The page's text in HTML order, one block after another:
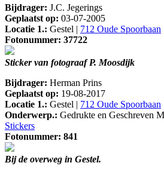
Bijdrager: J.C. Jegerings
Geplaatst op: 03-07-2005
Locatie 1.: Gestel | 712 Oude Spoorbaan
Fotonummer: 37722
Sticker van fotograaf P. Moosdijk
Bijdrager: Herman Prins
Geplaatst op: 19-08-2017
Locatie 1.: Gestel | 712 Oude Spoorbaan
Onderwerp.: Gedrukte en Geschreven
Stickers
Fotonummer: 841
Bij de overweg in Gestel.